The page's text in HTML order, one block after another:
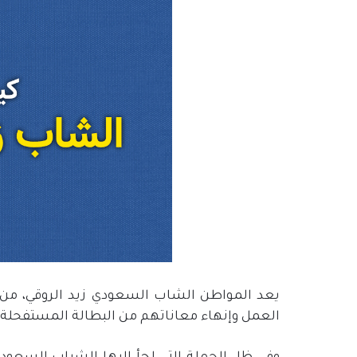
يعد المواطن الشاب السعودي زيد الروقي،
العمل وإنهاء معاناتهم من البطالة